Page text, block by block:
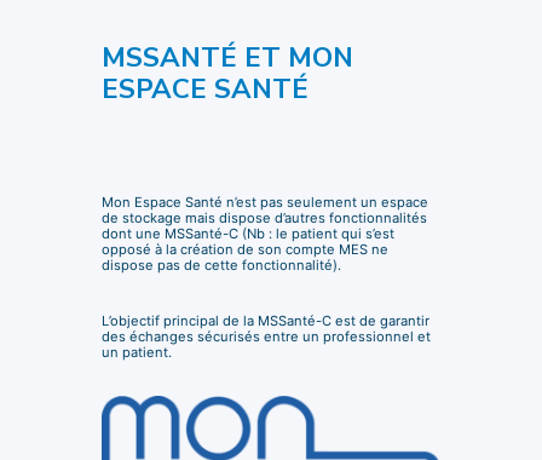
MSSANTÉ ET MON
ESPACE SANTÉ
Mon Espace Santé n’est pas seulement un espace
de stockage mais dispose d’autres fonctionnalités
dont une MSSanté-C (Nb : le patient qui s’est
opposé à la création de son compte MES ne
dispose pas de cette fonctionnalité).
L’objectif principal de la MSSanté-C est de garantir
des échanges sécurisés entre un professionnel et
un patient.